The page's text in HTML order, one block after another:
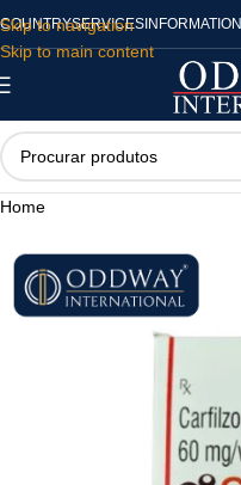
Skip to navigation
Skip to main content
COUNTRYSERVICES INFORMATION
Home